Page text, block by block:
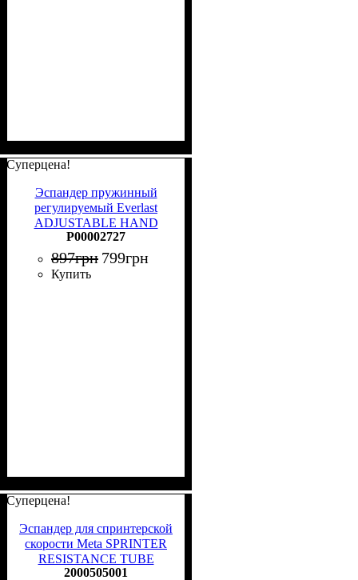
Суперцена!
Эспандер пружинный
регулируемый Everlast
ADJUSTABLE HAND
GRIP LOW TENSION
красный P00002727
P00002727
897грн 799грн
Купить
Суперцена!
Эспандер для спринтерской
скорости Meta SPRINTER
RESISTANCE TUBE
коричневый 2000505001
2000505001